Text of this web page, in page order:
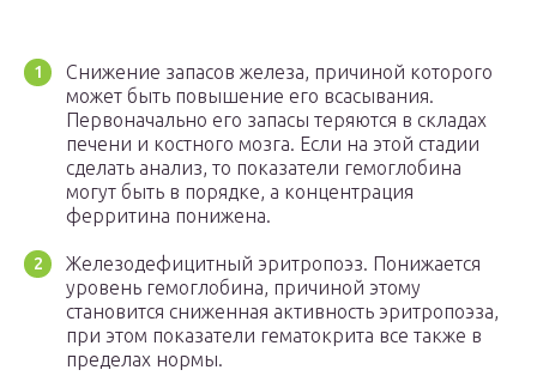
Снижение запасов железа, причиной которого
может быть повышение его всасывания.
Первоначально его запасы теряются в складах
печени и костного мозга. Если на этой стадии
сделать анализ, то показатели гемоглобина
могут быть в порядке, а концентрация
ферритина понижена.
Железодефицитный эритропоэз. Понижается
уровень гемоглобина, причиной этому
становится сниженная активность эритропоэза,
при этом показатели гематокрита все также в
пределах нормы.